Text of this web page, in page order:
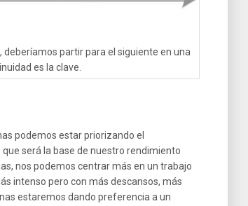
partir para el siguiente en una
es la clave.
podemos estar priorizando el
será la base de nuestro rendimiento
nos podemos centrar más en un trabajo
intenso pero con más descansos, más
estaremos dando preferencia a un